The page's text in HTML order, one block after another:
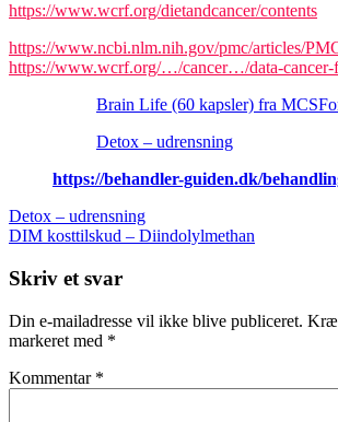
https://www.wcrf.org/dietandcancer/contents
https://www.ncbi.nlm.nih.gov/pmc/articles/
https://www.wcrf.org/…/cancer…/data-cancer-
Brain Life (60 kapsler) fra
Detox – udrensning
https://behandler-guiden.dk/
Indlægsnavigation
Detox – udrensning
DIM kosttilskud – Diindolylmethan
Skriv et svar
Din e-mailadresse vil ikke blive publiceret.
markeret med *
Kommentar *